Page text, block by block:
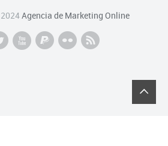
2024Agencia de Marketing Online
x p n r